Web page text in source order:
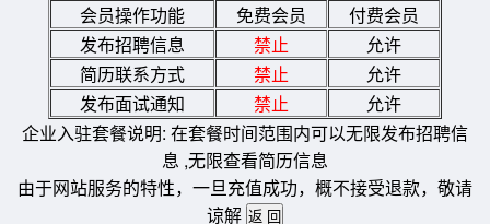
会员操作功能
免费会员
付费会员
发布招聘信息
禁止
允许
简历联系方式
禁止
允许
发布面试通知
禁止
允许
企业入驻套餐说明: 在套餐时间范围内可以无限发布招聘信
息 ,无限查看简历信息
由于网站服务的特性，一旦充值成功，概不接受退款，敬请
谅解